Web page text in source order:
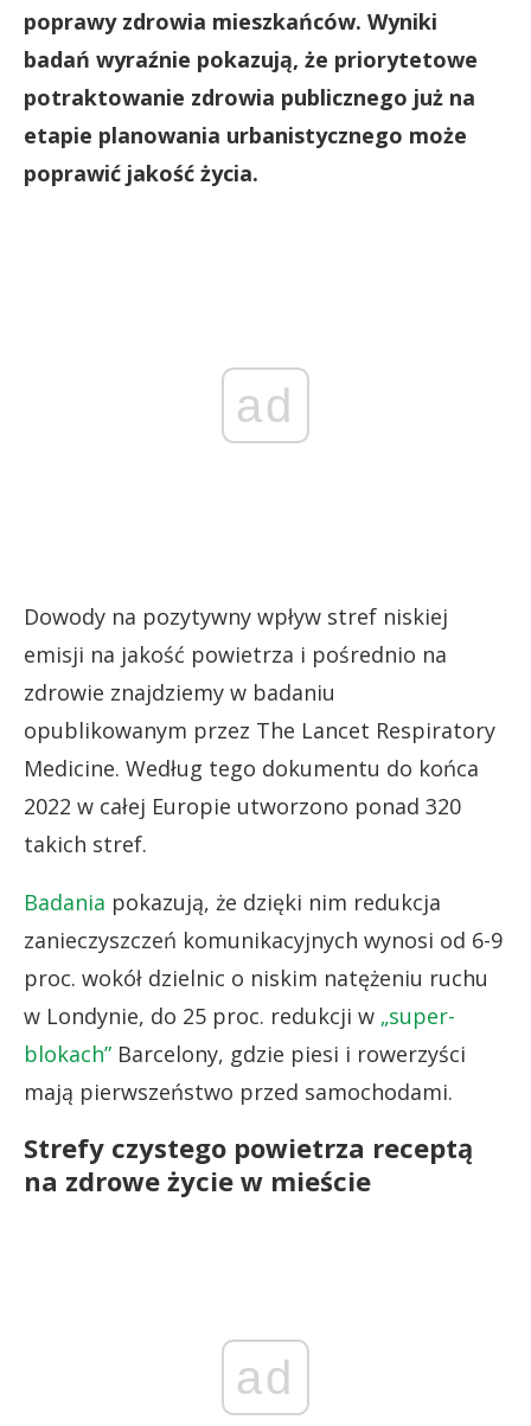
poprawy zdrowia mieszkańców. Wyniki
badań wyraźnie pokazują, że priorytetowe
potraktowanie zdrowia publicznego już na
etapie planowania urbanistycznego może
poprawić jakość życia.
ad
Dowody na pozytywny wpływ stref niskiej
emisji na jakość powietrza i pośrednio na
zdrowie znajdziemy w badaniu
opublikowanym przez The Lancet Respiratory
Medicine. Według tego dokumentu do końca
2022 w całej Europie utworzono ponad 320
takich stref.
Badania pokazują, że dzięki nim redukcja
zanieczyszczeń komunikacyjnych wynosi od 6-9
proc. wokół dzielnic o niskim natężeniu ruchu
w Londynie, do 25 proc. redukcji w „super-
blokach” Barcelony, gdzie piesi i rowerzyści
mają pierwszeństwo przed samochodami.
Strefy czystego powietrza receptą
na zdrowe życie w mieście
ad